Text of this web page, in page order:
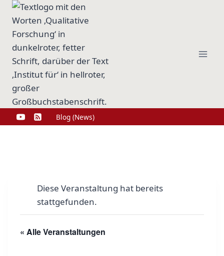
Zum
Inhalt
springen
Blog (News)
Diese Veranstaltung hat bereits
stattgefunden.
« Alle Veranstaltungen